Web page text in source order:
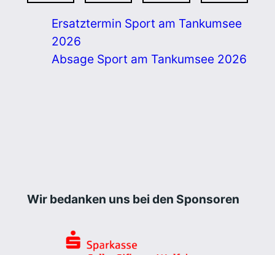
Ersatztermin Sport am Tankumsee
2026
Absage Sport am Tankumsee 2026
Wir bedanken uns bei den Sponsoren